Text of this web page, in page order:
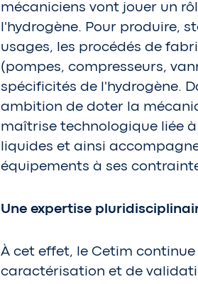
mécaniciens vont jouer un
l'hydrogène. Pour produire,
usages, les procédés de
(pompes, compresseurs,
spécificités de l'hydrogène.
ambition de doter la
maîtrise technologique liée
liquides et ainsi
équipements à ses
Une expertise
À cet effet, le Cetim
caractérisation et de